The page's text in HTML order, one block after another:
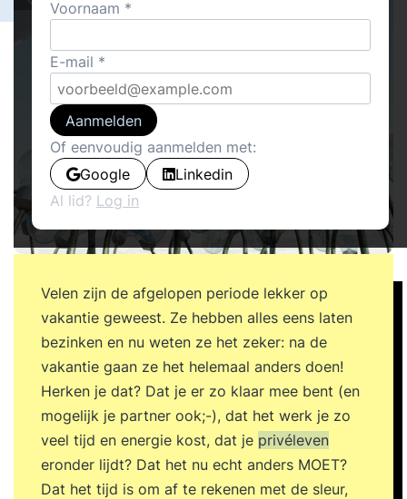
Velen zijn de afgelopen periode lekker op
vakantie geweest. Ze hebben alles eens laten
bezinken en nu weten ze het zeker: na de
vakantie gaan ze het helemaal anders doen!
Herken je dat? Dat je er zo klaar mee bent (en
mogelijk je partner ook;-), dat het werk je zo
veel tijd en energie kost, dat je privéleven
eronder lijdt? Dat het nu echt anders MOET?
Dat het tijd is om af te rekenen met de sleur,
Voornaam
E-mail
Aanmelden
Of eenvoudig aanmelden met:
Google
Linkedin
Al lid? Log in